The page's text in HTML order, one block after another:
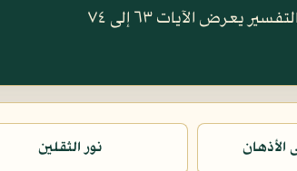
التفسير يعرض الآيات ٦٣ إلى ٧٤
الأذهان نور الثقلين